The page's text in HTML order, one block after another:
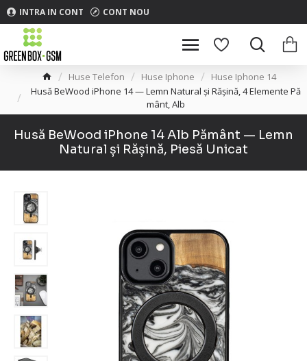
INTRA IN CONT CONT NOU
Huse Telefon Huse Iphone
Huse Iphone 14
Husă BeWood iPhone 14 — Lemn Natural și Rășină, 4 Elemente Pă
mânt, Alb
Husă BeWood iPhone 14 Alb Pământ — Lemn
Natural și Rășină, Piesă Unicat